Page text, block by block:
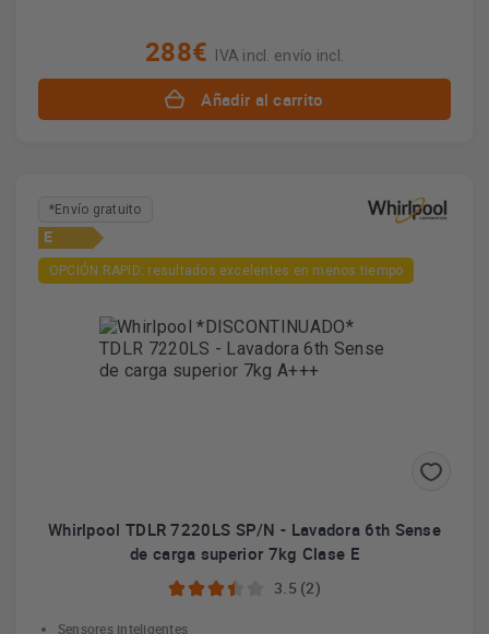
288€ IVA incl. envío incl.
Añadir al carrito
*Envío gratuito
E
OPCIÓN RAPID: resultados excelentes en menos tiempo
Whirlpool TDLR 7220LS SP/N - Lavadora 6th Sense
de carga superior 7kg Clase E
3.5 (2)
Sensores inteligentes